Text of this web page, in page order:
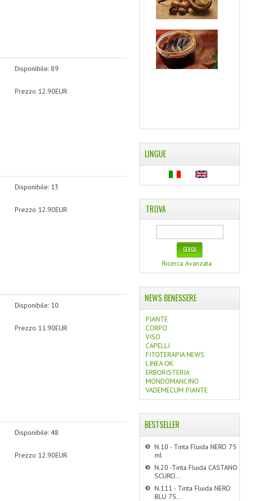
Disponibile: 89
Prezzo 12.90EUR
Disponibile: 13
Prezzo 12.90EUR
Disponibile: 10
Prezzo 11.90EUR
Disponibile: 48
Prezzo 12.90EUR
LINGUE
TROVA
Ricerca Avanzata
NEWS BENESSERE
PIANTE
CORPO
VISO
CAPELLI
FITOTERAPIA NEWS
LINEA OK
ERBORISTERIA
MONDOMANCINO
VADEMECUM PIANTE
BESTSELLER
N.10 - Tinta Fluida NERO 75
ml
N.20 -Tinta Fluida CASTANO
SCURO...
N.111 - Tinta Fluida NERO
BLU 75...